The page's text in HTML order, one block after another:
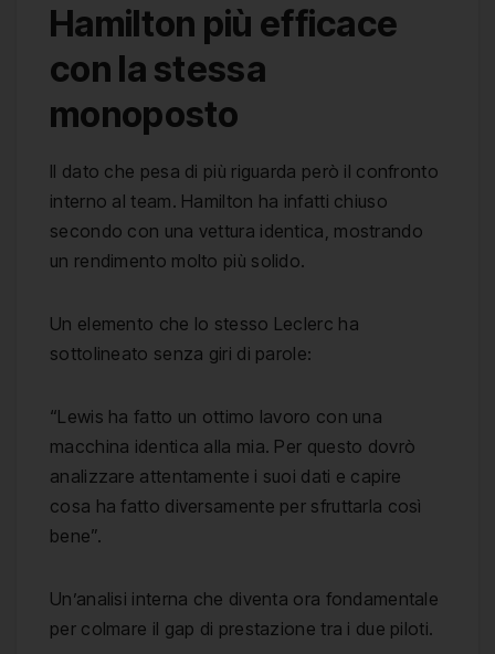
Hamilton più efficace
con la stessa
monoposto
Il dato che pesa di più riguarda però il confronto
interno al team. Hamilton ha infatti chiuso
secondo con una vettura identica, mostrando
un rendimento molto più solido.
Un elemento che lo stesso Leclerc ha
sottolineato senza giri di parole:
“Lewis ha fatto un ottimo lavoro con una
macchina identica alla mia. Per questo dovrò
analizzare attentamente i suoi dati e capire
cosa ha fatto diversamente per sfruttarla così
bene”.
Un’analisi interna che diventa ora fondamentale
per colmare il gap di prestazione tra i due piloti.